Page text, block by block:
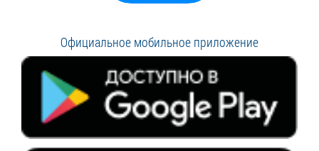
Официальное мобильное приложение